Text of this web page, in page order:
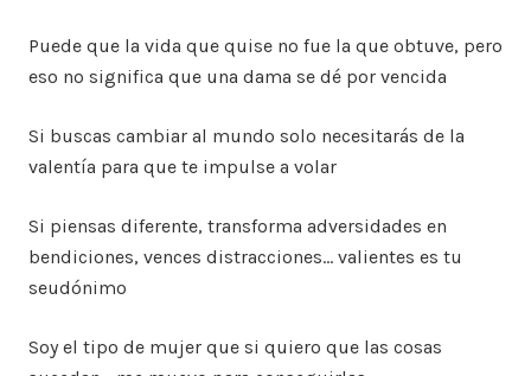
Puede que la vida que quise no fue la que obtuve, pero
eso no significa que una dama se dé por vencida
Si buscas cambiar al mundo solo necesitarás de la
valentía para que te impulse a volar
Si piensas diferente, transforma adversidades en
bendiciones, vences distracciones… valientes es tu
seudónimo
Soy el tipo de mujer que si quiero que las cosas